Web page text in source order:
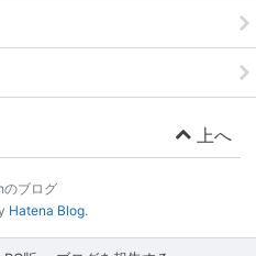
上へ
のブログ
Hatena Blog.